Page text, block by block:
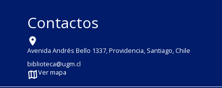
Contactos
Avenida Andrés Bello 1337, Providencia, Santiago, Chile
biblioteca@ugm.cl
Ver mapa